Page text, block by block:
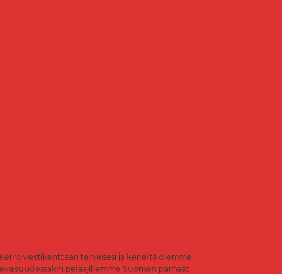
viestikenttään terveisesi ja keneltä olemme
pelaajillemme Suomen parhaat